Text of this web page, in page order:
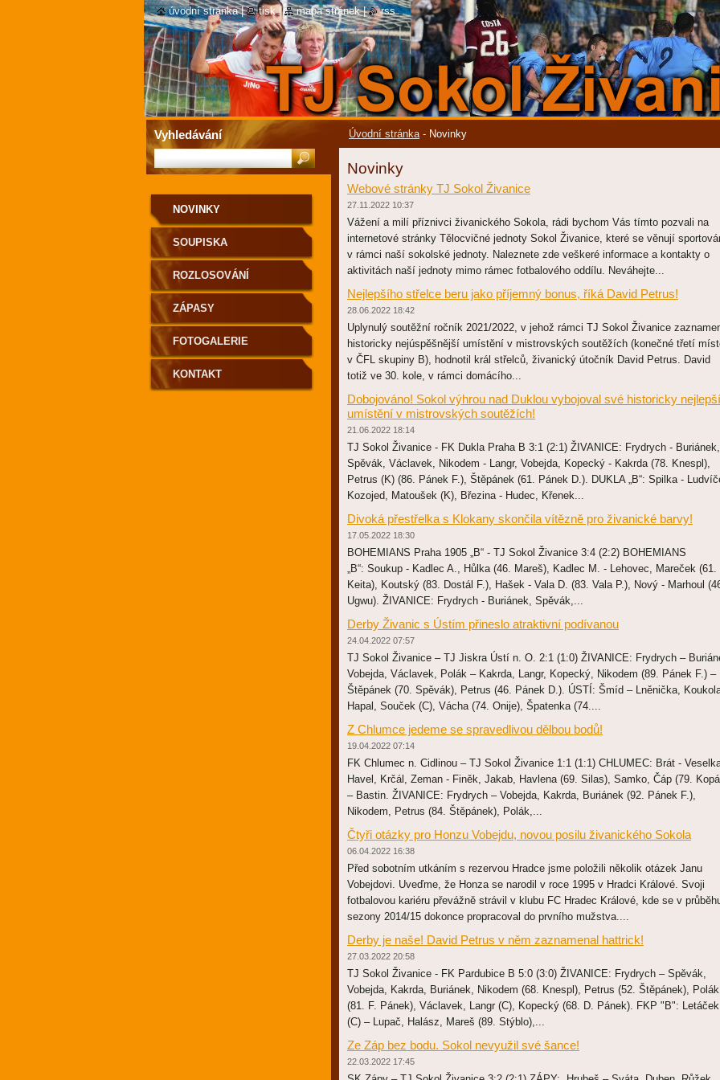
Úvodní stránka - Novinky
Novinky
Webové stránky TJ Sokol Živanice
27.11.2022 10:37
Vážení a milí příznivci živanického Sokola, rádi bychom Vás tímto pozvali na
internetové stránky Tělocvičné jednoty Sokol Živanice, které se věnují
v rámci naší sokolské jednoty. Naleznete zde veškeré informace a kontakty o
aktivitách naší jednoty mimo rámec fotbalového oddílu. Neváhejte...
Nejlepšího střelce beru jako příjemný bonus, říká David Petrus!
28.06.2022 18:42
Uplynulý soutěžní ročník 2021/2022, v jehož rámci TJ Sokol Živanice
historicky nejúspěšnější umístění v mistrovských soutěžích (konečné třetí
v ČFL skupiny B), hodnotil král střelců, živanický útočník David Petrus. David
totiž ve 30. kole, v rámci domácího...
Dobojováno! Sokol výhrou nad Duklou vybojoval své historicky nejlepší
umístění v mistrovských soutěžích!
21.06.2022 18:14
TJ Sokol Živanice - FK Dukla Praha B 3:1 (2:1) ŽIVANICE: Frydrych - Buriánek,
Spěvák, Václavek, Nikodem - Langr, Vobejda, Kopecký - Kakrda (78. Knespl),
Petrus (K) (86. Pánek F.), Štěpánek (61. Pánek D.). DUKLA „B“: Spilka -
Kozojed, Matoušek (K), Březina - Hudec, Křenek...
Divoká přestřelka s Klokany skončila vítězně pro živanické barvy!
17.05.2022 18:30
BOHEMIANS Praha 1905 „B“ - TJ Sokol Živanice 3:4 (2:2) BOHEMIANS
„B“: Soukup - Kadlec A., Hůlka (46. Mareš), Kadlec M. - Lehovec, Mareček (61.
Keita), Koutský (83. Dostál F.), Hašek - Vala D. (83. Vala P.), Nový - Marhoul
Ugwu). ŽIVANICE: Frydrych - Buriánek, Spěvák,...
Derby Živanic s Ústím přineslo atraktivní podívanou
24.04.2022 07:57
TJ Sokol Živanice – TJ Jiskra Ústí n. O. 2:1 (1:0) ŽIVANICE: Frydrych –
Vobejda, Václavek, Polák – Kakrda, Langr, Kopecký, Nikodem (89. Pánek F.) –
Štěpánek (70. Spěvák), Petrus (46. Pánek D.). ÚSTÍ: Šmíd – Lněnička,
Hapal, Souček (C), Vácha (74. Onije), Špatenka (74....
Z Chlumce jedeme se spravedlivou dělbou bodů!
19.04.2022 07:14
FK Chlumec n. Cidlinou – TJ Sokol Živanice 1:1 (1:1) CHLUMEC: Brát -
Havel, Krčál, Zeman - Finěk, Jakab, Havlena (69. Silas), Samko, Čáp (79.
– Bastin. ŽIVANICE: Frydrych – Vobejda, Kakrda, Buriánek (92. Pánek F.),
Nikodem, Petrus (84. Štěpánek), Polák,...
Čtyři otázky pro Honzu Vobejdu, novou posilu živanického Sokola
06.04.2022 16:38
Před sobotním utkáním s rezervou Hradce jsme položili několik otázek Janu
Vobejdovi. Uveďme, že Honza se narodil v roce 1995 v Hradci Králové. Svoji
fotbalovou kariéru převážně strávil v klubu FC Hradec Králové, kde se v
sezony 2014/15 dokonce propracoval do prvního mužstva....
Derby je naše! David Petrus v něm zaznamenal hattrick!
27.03.2022 20:58
TJ Sokol Živanice - FK Pardubice B 5:0 (3:0) ŽIVANICE: Frydrych – Spěvák,
Vobejda, Kakrda, Buriánek, Nikodem (68. Knespl), Petrus (52. Štěpánek), Polák
(81. F. Pánek), Václavek, Langr (C), Kopecký (68. D. Pánek). FKP "B": Letáček
(C) – Lupač, Halász, Mareš (89. Stýblo),...
Ze Záp bez bodu. Sokol nevyužil své šance!
22.03.2022 17:45
NOVINKY
SOUPISKA
ROZLOSOVÁNÍ
ZÁPASY
FOTOGALERIE
KONTAKT
Vyhledávání
úvodní stránka | tisk | mapa stránek | rss